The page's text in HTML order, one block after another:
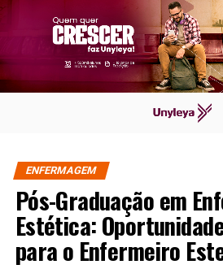
ENFERMAGEM
Pós-Graduação em
Estética:
para o Enfermeiro